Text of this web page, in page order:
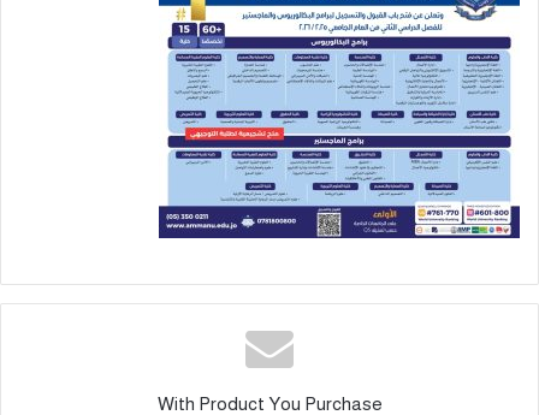
With Product You Purchase